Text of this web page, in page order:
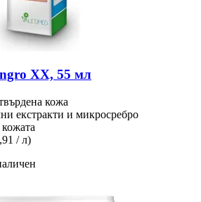
XX, 55 мл
кожа
екстракти и микросребро
/ л)